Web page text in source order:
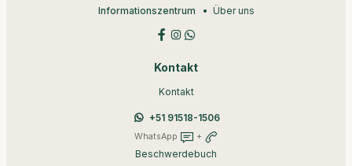
Informationszentrum Über uns
Kontakt
Kontakt
+51 91518-1506
WhatsApp +
Beschwerdebuch